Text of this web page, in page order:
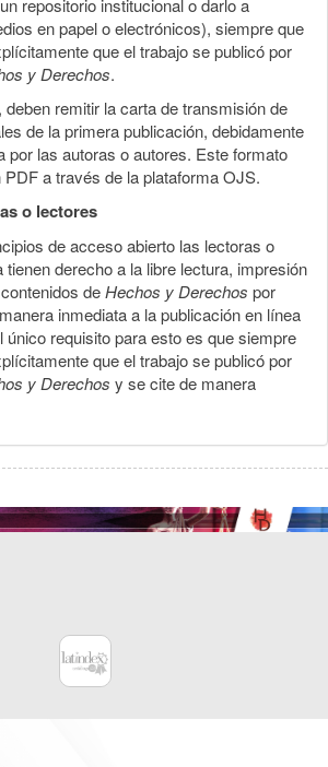
repositorio institucional o darlo a
en papel o electrónicos), siempre que
que el trabajo se publicó por
y Derechos.
deben remitir la carta de transmisión de
de la primera publicación, debidamente
por las autoras o autores. Este formato
a través de la plataforma OJS.
o lectores
de acceso abierto las lectoras o
derecho a la libre lectura, impresión
deHechos y Derechos por
inmediata a la publicación en línea
único requisito para esto es que siempre
que el trabajo se publicó por
y Derechos y se cite de manera